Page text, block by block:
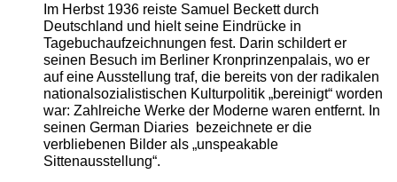
Im Herbst 1936 reiste Samuel Beckett durch
Deutschland und hielt seine Eindrücke in
Tagebuchaufzeichnungen fest. Darin schildert er
seinen Besuch im Berliner Kronprinzenpalais, wo er
auf eine Ausstellung traf, die bereits von der radikalen
nationalsozialistischen Kulturpolitik „bereinigt“ worden
war: Zahlreiche Werke der Moderne waren entfernt. In
seinen German Diaries bezeichnete er die
verbliebenen Bilder als „unspeakable
Sittenausstellung“.